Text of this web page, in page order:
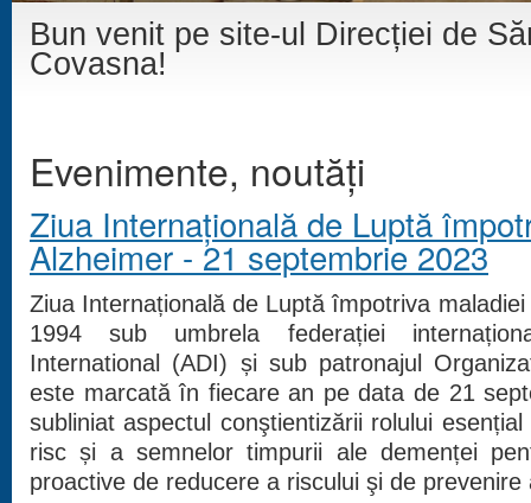
Bun venit pe site-ul Direcției de
Covasna!
Evenimente, noutăți
Ziua Internațională de Luptă
Alzheimer - 21 septembrie 2023
Ziua Internațională de Luptă împotriva
1994 sub umbrela federației
International (ADI) și sub patronajul
este marcată în fiecare an pe data de 21
subliniat aspectul conştientizării rolului
risc și a semnelor timpurii ale demenței
proactive de reducere a riscului şi de